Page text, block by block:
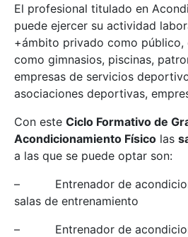
El profesional titulado en
puede ejercer su actividad
+ámbito privado como público,
como gimnasios, piscinas,
empresas de servicios
asociaciones deportivas,
Con este Ciclo Formativo de
Acondicionamiento Físico las
a las que se puede optar son:
– Entrenador de
salas de entrenamiento
– Entrenador de